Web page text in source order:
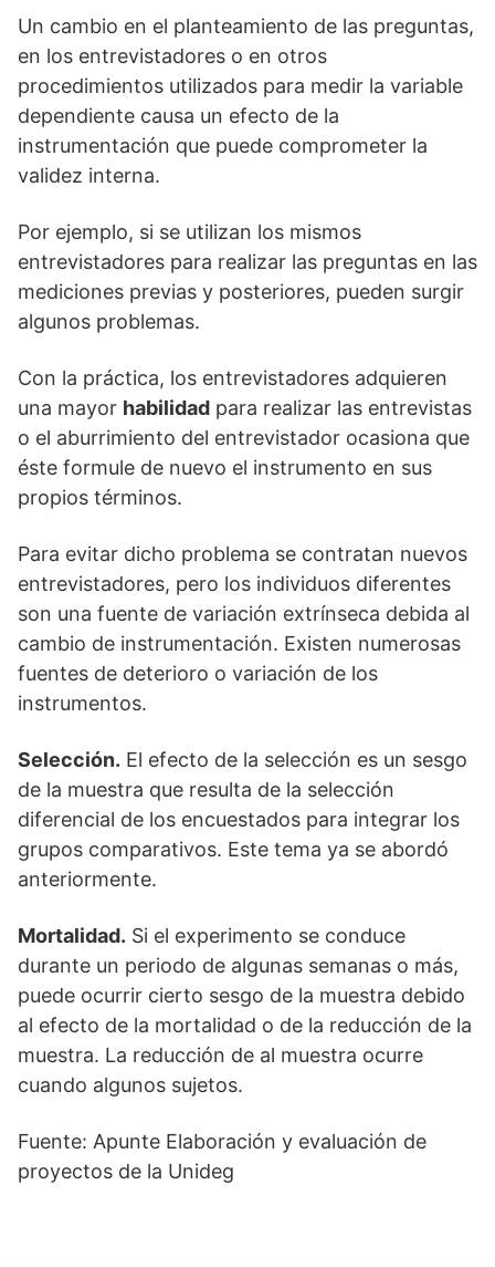
Un cambio en el planteamiento de las preguntas,
en los entrevistadores o en otros
procedimientos utilizados para medir la variable
dependiente causa un efecto de la
instrumentación que puede comprometer la
validez interna.
Por ejemplo, si se utilizan los mismos
entrevistadores para realizar las preguntas en las
mediciones previas y posteriores, pueden surgir
algunos problemas.
Con la práctica, los entrevistadores adquieren
una mayor habilidad para realizar las entrevistas
o el aburrimiento del entrevistador ocasiona que
éste formule de nuevo el instrumento en sus
propios términos.
Para evitar dicho problema se contratan nuevos
entrevistadores, pero los individuos diferentes
son una fuente de variación extrínseca debida al
cambio de instrumentación. Existen numerosas
fuentes de deterioro o variación de los
instrumentos.
Selección. El efecto de la selección es un sesgo
de la muestra que resulta de la selección
diferencial de los encuestados para integrar los
grupos comparativos. Este tema ya se abordó
anteriormente.
Mortalidad. Si el experimento se conduce
durante un periodo de algunas semanas o más,
puede ocurrir cierto sesgo de la muestra debido
al efecto de la mortalidad o de la reducción de la
muestra. La reducción de al muestra ocurre
cuando algunos sujetos.
Fuente: Apunte Elaboración y evaluación de
proyectos de la Unideg